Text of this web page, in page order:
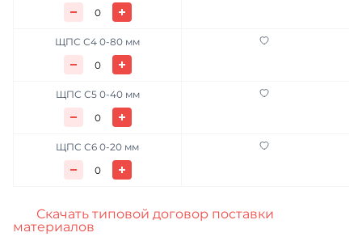
ЩПС С4 0-80 мм
ЩПС С5 0-40 мм
ЩПС С6 0-20 мм
Скачать типовой договор поставки
материалов